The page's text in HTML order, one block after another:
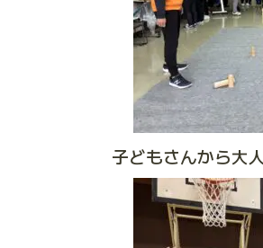
子どもさんから大